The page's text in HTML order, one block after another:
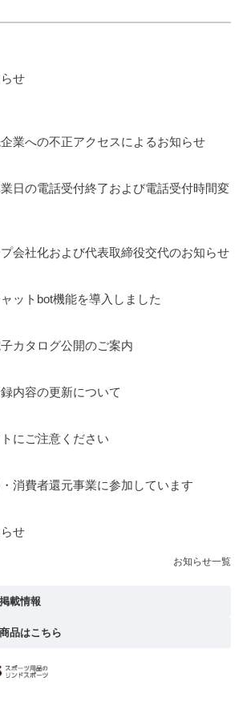
せ
企業への不正アクセスによるお知らせ
業日の電話受付終了および電話受付時間変
プ会社化および代表取締役交代のお知らせ
ャットbot機能を導入しました
子カタログ公開のご案内
内容の更新について
トにご注意ください
消費者還元事業に参加しています
せ
お知らせ一覧
載情報
品はこちら